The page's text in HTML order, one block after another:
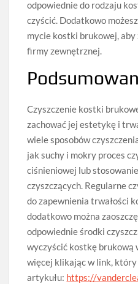
odpowiednie do rodzaju
czyścić. Dodatkowo
mycie kostki brukowej, aby
firmy zewnętrznej.
Czyszczenie kostki
zachować jej estetykę i
wiele sposobów
jak suchy i mokry proces
ciśnieniowej lub
czyszczących. Regularne
do zapewnienia trwałości
dodatkowo można
odpowiednie środki
wyczyścić kostkę brukową
więcej klikając w link, który
artykułu: https://